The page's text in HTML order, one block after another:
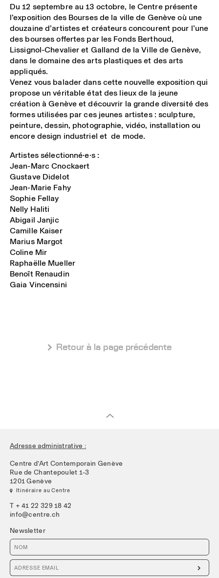
Du 12 septembre au 13 octobre, le Centre présente
l’exposition des Bourses de la ville de Genève où une
douzaine d’artistes et créateurs concourent pour l’une
des bourses offertes par les Fonds Berthoud,
Lissignol-Chevalier et Galland de la Ville de Genève,
dans le domaine des arts plastiques et des arts
appliqués.
Venez vous balader dans cette nouvelle exposition qui
propose un véritable état des lieux de la jeune
création à Genève et découvrir la grande diversité des
formes utilisées par ces jeunes artistes : sculpture,
peinture, dessin, photographie, vidéo, installation ou
encore design industriel et de mode.
Artistes sélectionné·e·s :
Jean-Marc Cnockaert
Gustave Didelot
Jean-Marie Fahy
Sophie Fellay
Nelly Haliti
Abigail Janjic
Camille Kaiser
Marius Margot
Coline Mir
Raphaëlle Mueller
Benoît Renaudin
Gaia Vincensini
 Retour à la page précédente
Adresse administrative :
Centre d’Art Contemporain Genève
Rue de Chantepoulet 1-3
1201 Genève
 Itinéraire au Centre
T + 41 22 329 18 42
info@centre.ch
Newsletter
